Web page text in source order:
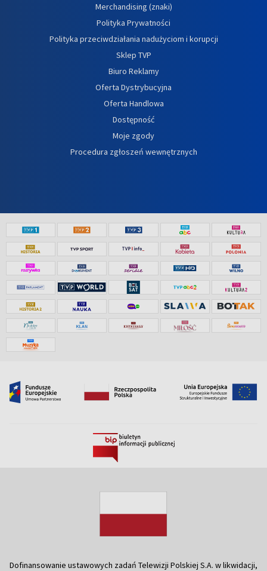
Merchandising (znaki)
Polityka Prywatności
Polityka przeciwdziałania nadużyciom i korupcji
Sklep TVP
Biuro Reklamy
Oferta Dystrybucyjna
Oferta Handlowa
Dostępność
Moje zgody
Procedura zgłoszeń wewnętrznych
Dofinansowanie ustawowych zadań Telewizji Polskiej S.A. w likwidacji,